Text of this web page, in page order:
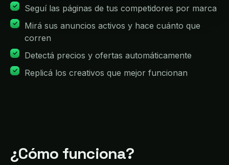
Seguí las páginas de tus competidores por marca
Mirá sus anuncios activos y hace cuánto que
corren
Detectá precios y ofertas automáticamente
Replicá los creativos que mejor funcionan
¿Cómo funciona?